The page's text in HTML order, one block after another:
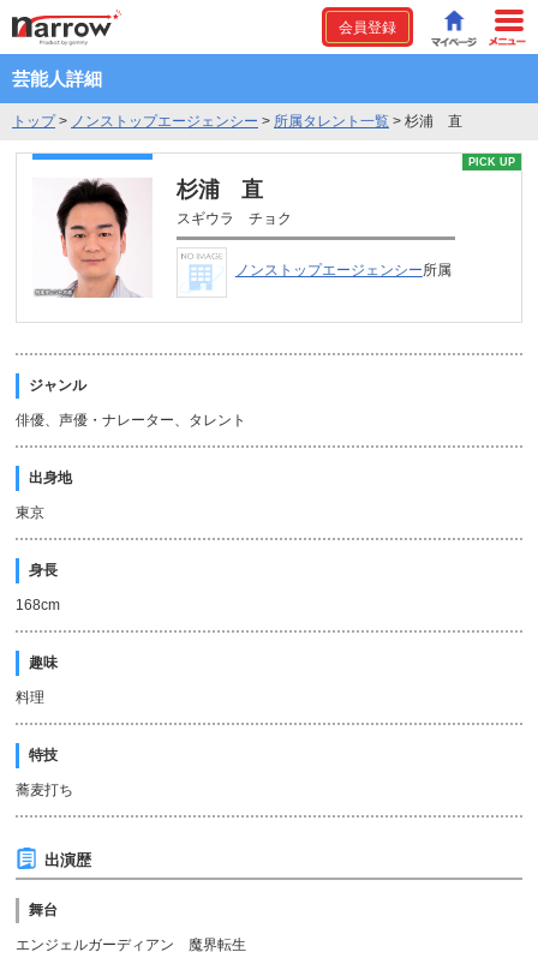
会員登録
芸能人詳細
トップ> ノンストップエージェンシー > 所属タレント一覧 > 杉浦 直
PICK UP
杉浦 直
スギウラ チョク
ノンストップエージェンシー所属
ジャンル
俳優、声優・ナレーター、タレント
出身地
東京
身長
168cm
趣味
料理
特技
蕎麦打ち
出演歴
舞台
エンジェルガーディアン 魔界転生